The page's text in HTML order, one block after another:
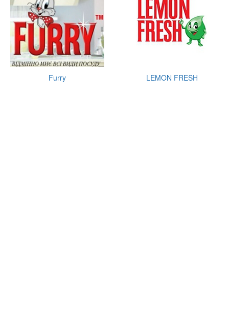
Furry LEMON FRESH